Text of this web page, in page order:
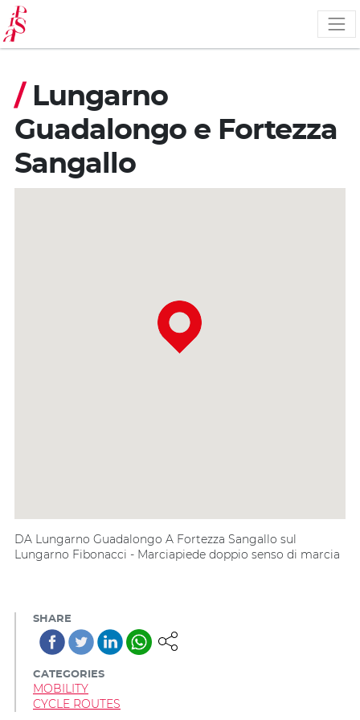
Skip
to
main
content
/ Lungarno
Guadalongo e Fortezza
Sangallo
DA Lungarno Guadalongo A Fortezza Sangallo sul
Lungarno Fibonacci - Marciapiede doppio senso di marcia
SHARE
CATEGORIES
MOBILITY
CYCLE ROUTES